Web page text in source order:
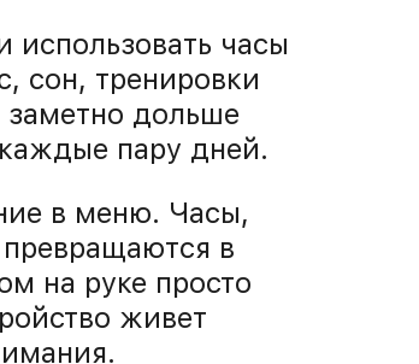
использовать часы
сон, тренировки
дольше
пару дней.
в меню. Часы,
в
на руке просто
живет